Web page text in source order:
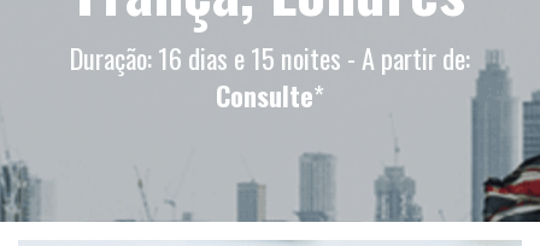
Duração: 16 dias e 15 noites - A partir de:
Consulte*